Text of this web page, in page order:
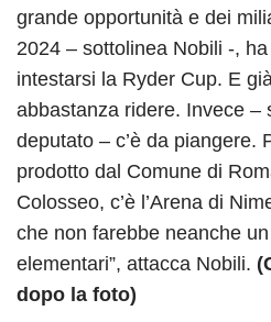
grande opportunità e dei
2024 – sottolinea Nobili -,
intestarsi la Ryder Cup. E
abbastanza ridere. Invece –
deputato – c’è da piangere.
prodotto dal Comune di
Colosseo, c’è l’Arena di
che non farebbe neanche
elementari”, attacca Nobili.
dopo la foto)